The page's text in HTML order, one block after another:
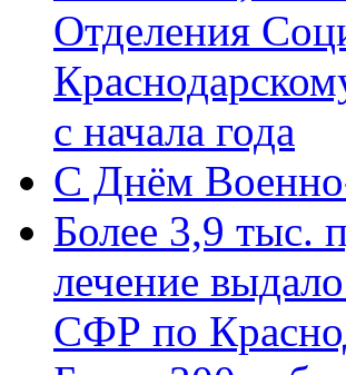
Отделения
с начала года
C Днём
Более 3,9 тыс.
лечение
СФР по